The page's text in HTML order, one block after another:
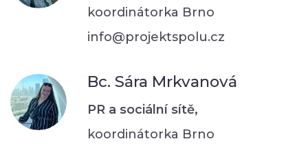
PŮSOBIŠTĚ
PROFESIONÁLOVÉ
STUDENTI
koordinátorka Brno
info@projektspolu.cz
Bc. Sára Mrkvanová
PR a sociální sítě,
koordinátorka Brno